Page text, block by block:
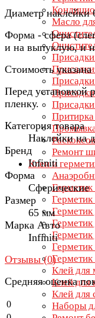
Масло
Присадки
Ремонт
Клеи и
Герметик
Клей для
Клей для
Клей для
Наборы
Диаметр наклейки
Форма - сфера
и на выпуклую, и
Стоимость
Перед установкой
пленку.
Категория товара
Наклейки на
Бренд
Infiniti
Форма
Сферические
Размер
65 мм
Марка Авто
Infiniti
Отзывы (0)
Средняя оценка
0